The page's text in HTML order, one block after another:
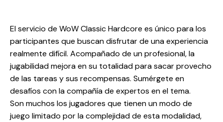
El servicio de WoW Classic Hardcore es único para los
participantes que buscan disfrutar de una experiencia
realmente difícil. Acompañado de un profesional, la
jugabilidad mejora en su totalidad para sacar provecho
de las tareas y sus recompensas. Sumérgete en
desafíos con la compañía de expertos en el tema.
Son muchos los jugadores que tienen un modo de
juego limitado por la complejidad de esta modalidad,